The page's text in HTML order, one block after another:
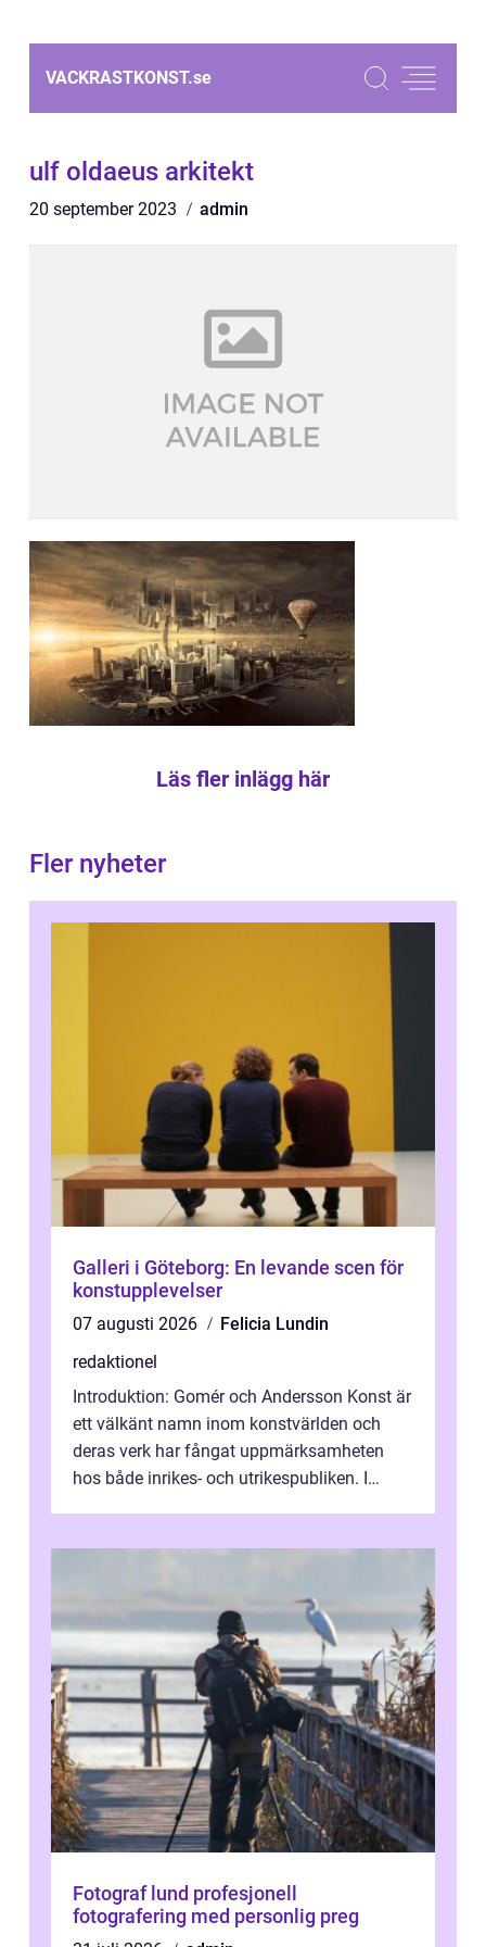
VACKRASTKONST.se
ulf oldaeus arkitekt
20 september 2023 admin
Läs fler inlägg här
Fler nyheter
Galleri i Göteborg: En levande scen för
konstupplevelser
07 augusti 2026
Felicia Lundin
redaktionel
Introduktion: Gomér och Andersson Konst är
ett välkänt namn inom konstvärlden och
deras verk har fångat uppmärksamheten
hos både inrikes- och utrikespubliken. I
Fotograf lund profesjonell
fotografering med personlig preg